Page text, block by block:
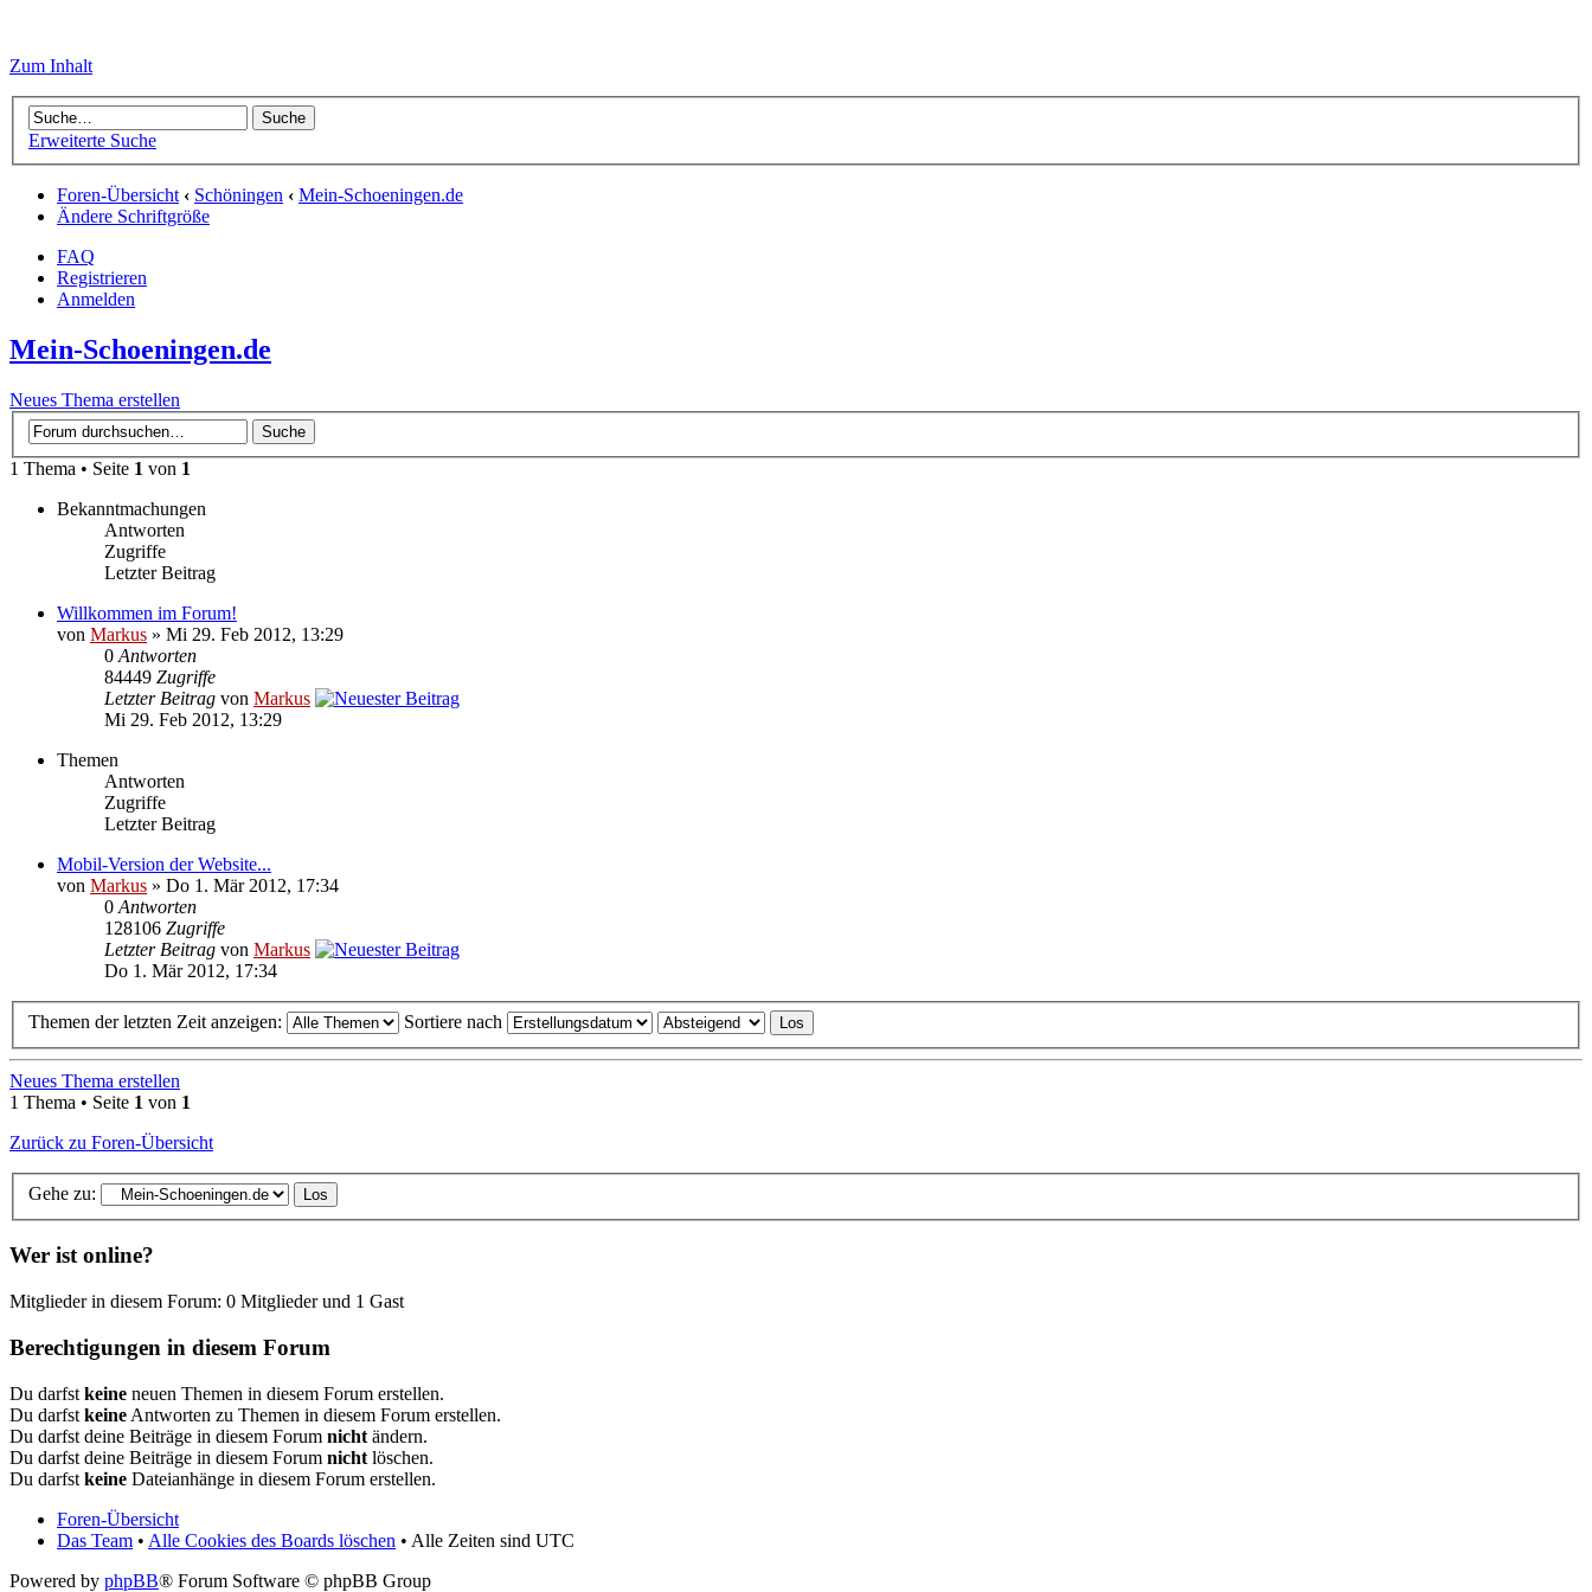
Zum Inhalt
Erweiterte Suche
Foren-Übersicht ‹ Schöningen ‹ Mein-Schoeningen.de
Ändere Schriftgröße
FAQ
Registrieren
Anmelden
Mein-Schoeningen.de
Neues Thema erstellen
1 Thema • Seite 1 von 1
Bekanntmachungen
Antworten
Zugriffe
Letzter Beitrag
Willkommen im Forum!
von Markus » Mi 29. Feb 2012, 13:29
0Antworten
84449 Zugriffe
Letzter Beitrag von Markus
Mi 29. Feb 2012, 13:29
Themen
Antworten
Zugriffe
Letzter Beitrag
Mobil-Version der Website...
von Markus » Do 1. Mär 2012, 17:34
0Antworten
128106 Zugriffe
Letzter Beitrag von Markus
Do 1. Mär 2012, 17:34
Themen der letzten Zeit anzeigen: Sortiere nach
Neues Thema erstellen
1 Thema • Seite 1 von 1
Zurück zu Foren-Übersicht
Gehe zu:
Wer ist online?
Mitglieder in diesem Forum: 0 Mitglieder und 1 Gast
Berechtigungen in diesem Forum
Du darfst keine neuen Themen in diesem Forum erstellen.
Du darfst keine Antworten zu Themen in diesem Forum erstellen.
Du darfst deine Beiträge in diesem Forum nicht ändern.
Du darfst deine Beiträge in diesem Forum nicht löschen.
Du darfst keine Dateianhänge in diesem Forum erstellen.
Foren-Übersicht
Das Team • Alle Cookies des Boards löschen • Alle Zeiten sind UTC
Powered by phpBB® Forum Software © phpBB Group